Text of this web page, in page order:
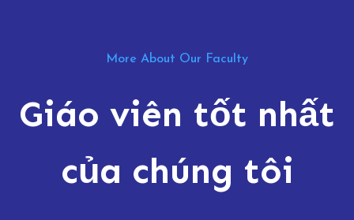
More About Our Faculty
Giáo viên tốt nhất
của chúng tôi